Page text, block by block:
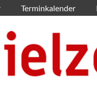
Terminkalender